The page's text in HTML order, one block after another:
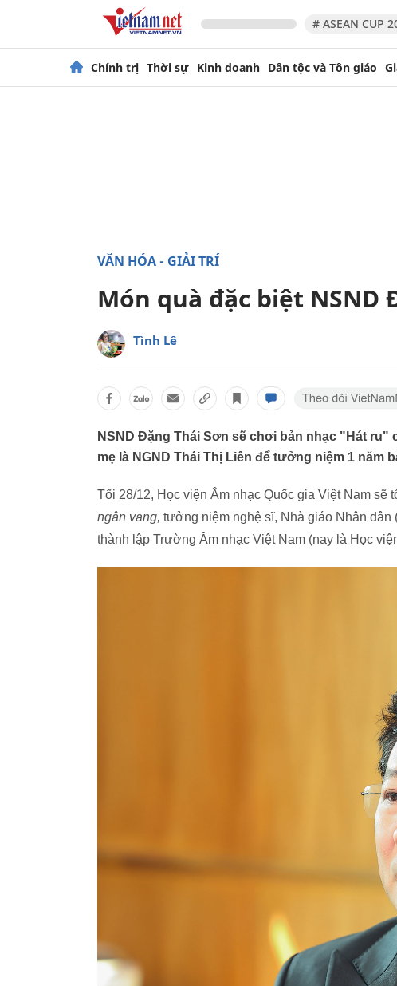
# ASEAN CUP
Chính trị Thời sự Kinh doanh Dân tộc và Tôn giáo
VĂN HÓA - GIẢI TRÍ
Món quà đặc biệt NSND
Tình Lê
NSND Đặng Thái Sơn sẽ chơi bản nhạc "Hát
mẹ là NGND Thái Thị Liên để tưởng niệm 1 năm
Tối 28/12, Học viện Âm nhạc Quốc gia Việt Nam sẽ
ngân vang, tưởng niệm nghệ sĩ, Nhà giáo Nhân
thành lập Trường Âm nhạc Việt Nam (nay là Học